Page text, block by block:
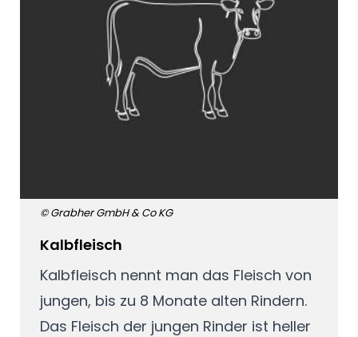
Kalbfleisch
Kalbfleisch nennt man das Fleisch von
jungen, bis zu 8 Monate alten Rindern.
Das Fleisch der jungen Rinder ist heller
© Grabher GmbH & Co KG